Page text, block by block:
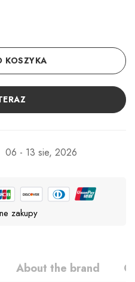
KOSZYKA
06 - 13 sie, 2026
zakupy
About the brand